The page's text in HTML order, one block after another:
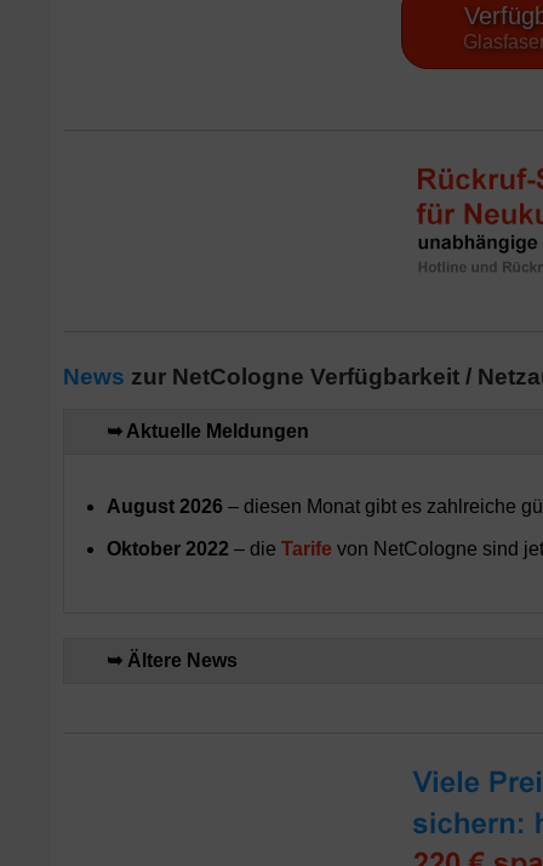
News zur NetCologne Verfügbarkeit /
➥ Aktuelle Meldungen
August 2026 – diesen Monat gibt es zahlreiche
Oktober 2022 – die Tarife von NetCologne sind
➥ Ältere News